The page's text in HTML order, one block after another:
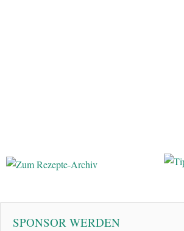
SPONSOR WERDEN